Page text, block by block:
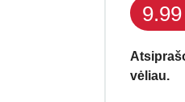
vėliau.